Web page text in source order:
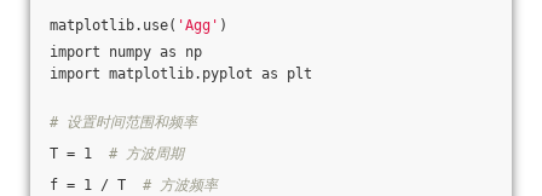
matplotlib.use( 'Agg' )
import numpy as np
import matplotlib.pyplot as plt
# 设置时间范围和频率
T = 1 # 方波周期
f = 1 / T # 方波频率